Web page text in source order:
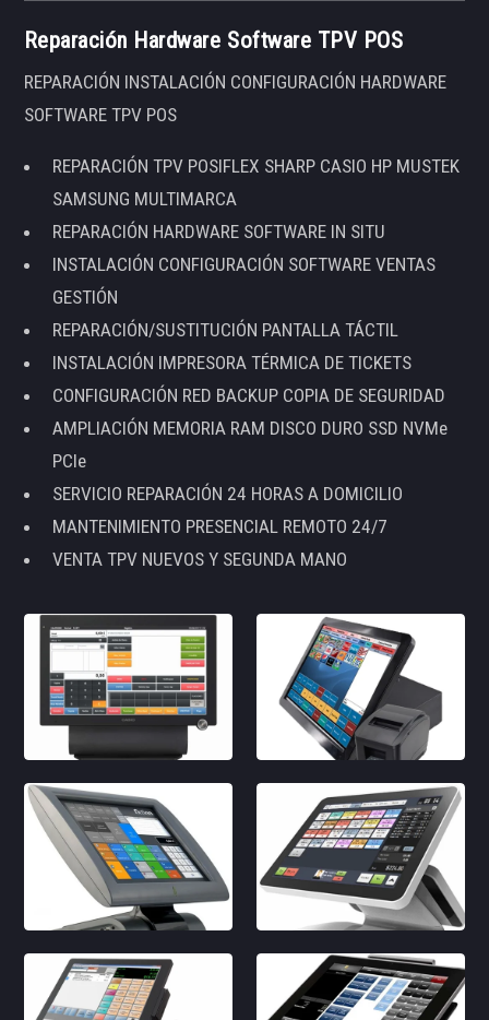
Reparación Hardware Software TPV POS
REPARACIÓN INSTALACIÓN CONFIGURACIÓN HARDWARE
SOFTWARE TPV POS
REPARACIÓN TPV POSIFLEX SHARP CASIO HP MUSTEK
SAMSUNG MULTIMARCA
REPARACIÓN HARDWARE SOFTWARE IN SITU
INSTALACIÓN CONFIGURACIÓN SOFTWARE VENTAS
GESTIÓN
REPARACIÓN/SUSTITUCIÓN PANTALLA TÁCTIL
INSTALACIÓN IMPRESORA TÉRMICA DE TICKETS
CONFIGURACIÓN RED BACKUP COPIA DE SEGURIDAD
AMPLIACIÓN MEMORIA RAM DISCO DURO SSD NVMe
PCIe
SERVICIO REPARACIÓN 24 HORAS A DOMICILIO
MANTENIMIENTO PRESENCIAL REMOTO 24/7
VENTA TPV NUEVOS Y SEGUNDA MANO